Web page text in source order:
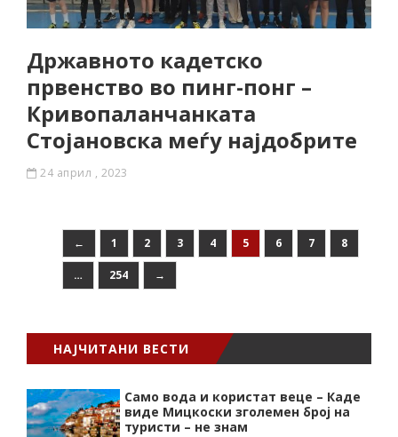
Државното кадетско
првенство во пинг-понг –
Кривопаланчанката
Стојановска меѓу најдобрите
24 април , 2023
← 1 2 3 4 5 6 7 8
… 254 →
НАЈЧИТАНИ ВЕСТИ
Само вода и користат веце – Каде
виде Мицкоски зголемен број на
туристи – не знам